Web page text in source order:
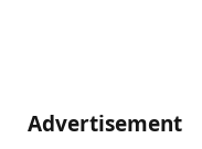
Advertisement